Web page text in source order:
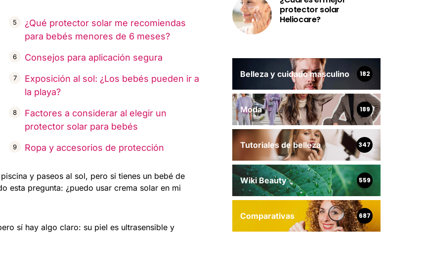
¿Qué protector solar me recomiendas
para bebés menores de 6 meses?
Consejos para aplicación segura
Exposición al sol: ¿Los bebés pueden ir a
la playa?
Factores a considerar al elegir un
protector solar para bebés
Ropa y accesorios de protección
y paseos al sol, pero si tienes un bebé de
esta pregunta: ¿puedo usar crema solar en mi
sí hay algo claro: su piel es ultrasensible y
protector solar
Heliocare?
Belleza y cuidado masculino 182
Moda 189
Tutoriales de belleza 347
Wiki Beauty 559
Comparativas 687